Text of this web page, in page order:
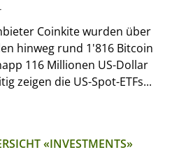
Coinkite wurden über
hinweg rund 1'816 Bitcoin
116 Millionen US-Dollar
zeigen die US-Spot-ETFs...
«INVESTMENTS»